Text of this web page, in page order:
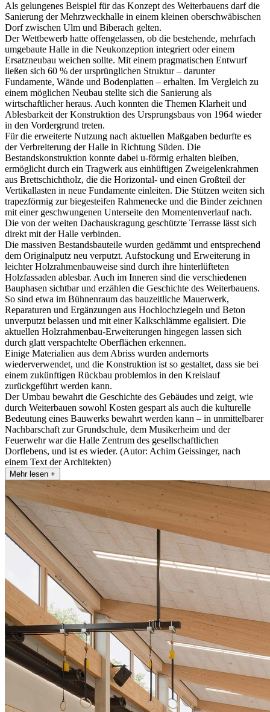
Als gelungenes Beispiel für das Konzept des Weiterbauens darf die
Sanierung der Mehrzweckhalle in einem kleinen oberschwäbischen
Dorf zwischen Ulm und Biberach gelten.
Der Wettbewerb hatte offengelassen, ob die bestehende, mehrfach
umgebaute Halle in die Neukonzeption integriert oder einem
Ersatzneubau weichen sollte. Mit einem pragmatischen Entwurf
ließen sich 60 % der ursprünglichen Struktur – darunter
Fundamente, Wände und Bodenplatten – erhalten. Im Vergleich zu
einem möglichen Neubau stellte sich die Sanierung als
wirtschaftlicher heraus. Auch konnten die Themen Klarheit und
Ablesbarkeit der Konstruktion des Ursprungsbaus von 1964 wieder
in den Vordergrund treten.
Für die erweiterte Nutzung nach aktuellen Maßgaben bedurfte es
der Verbreiterung der Halle in Richtung Süden. Die
Bestandskonstruktion konnte dabei u-förmig erhalten bleiben,
ermöglicht durch ein Tragwerk aus einhüftigen Zweigelenkrahmen
aus Brettschichtholz, die die Horizontal- und einen Großteil der
Vertikallasten in neue Fundamente einleiten. Die Stützen weiten sich
trapezförmig zur biegesteifen Rahmenecke und die Binder zeichnen
mit einer geschwungenen Unterseite den Momentenverlauf nach.
Die von der weiten Dachauskragung geschützte Terrasse lässt sich
direkt mit der Halle verbinden.
Die massiven Bestandsbauteile wurden gedämmt und entsprechend
dem Originalputz neu verputzt. Aufstockung und Erweiterung in
leichter Holzrahmenbauweise sind durch ihre hinterlüfteten
Holzfassaden ablesbar. Auch im Inneren sind die verschiedenen
Bauphasen sichtbar und erzählen die Geschichte des Weiterbauens.
So sind etwa im Bühnenraum das bauzeitliche Mauerwerk,
Reparaturen und Ergänzungen aus Hochlochziegeln und Beton
unverputzt belassen und mit einer Kalkschlämme egalisiert. Die
aktuellen Holzrahmenbau-Erweiterungen hingegen lassen sich
durch glatt verspachtelte Oberflächen erkennen.
Einige Materialien aus dem Abriss wurden andernorts
wiederverwendet, und die Konstruktion ist so gestaltet, dass sie bei
einem zukünftigen Rückbau problemlos in den Kreislauf
zurückgeführt werden kann.
Der Umbau bewahrt die Geschichte des Gebäudes und zeigt, wie
durch Weiterbauen sowohl Kosten gespart als auch die kulturelle
Bedeutung eines Bauwerks bewahrt werden kann – in unmittelbarer
Nachbarschaft zur Grundschule, dem Musikerheim und der
Feuerwehr war die Halle Zentrum des gesellschaftlichen
Dorflebens, und ist es wieder. (Autor: Achim Geissinger, nach
einem Text der Architekten)
Mehr lesen +